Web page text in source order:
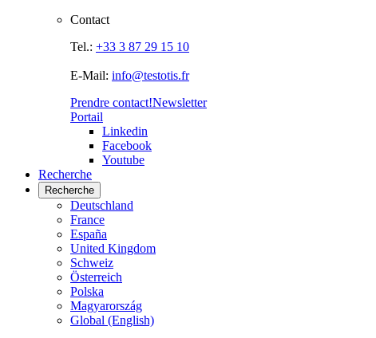
Contact
Tel.: +33 3 87 29 15 10
E-Mail: info@testotis.fr
Prendre contact!Newsletter
Portail
Linkedin
Facebook
Youtube
Recherche
Recherche
Deutschland
France
España
United Kingdom
Schweiz
Österreich
Polska
Magyarország
Global (English)